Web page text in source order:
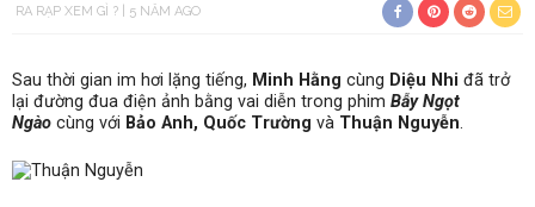
RA RẠP XEM GÌ ? 5 NĂM AGO
Sau thời gian im hơi lặng tiếng, Minh Hằng cùng Diệu Nhi đã trở
lại đường đua điện ảnh bằng vai diễn trong phim Bẫy Ngọt
Ngào cùng với Bảo Anh, Quốc Trường và Thuận Nguyễn.